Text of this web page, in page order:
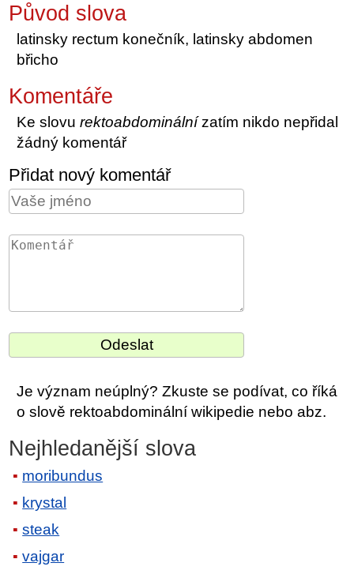
Původ slova
latinsky rectum konečník, latinsky abdomen
břicho
Komentáře
Ke slovurektoabdominálnízatím nikdo nepřidal
žádný komentář
Přidat nový komentář
Je význam neúplný? Zkuste se podívat, co říká
o slově rektoabdominální wikipedie nebo abz.
Nejhledanější slova
moribundus
krystal
steak
vajgar